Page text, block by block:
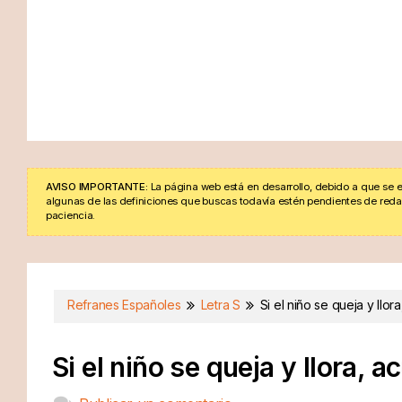
AVISO IMPORTANTE: La página web está en desarrollo, debido a que
algunas de las definiciones que buscas todavía estén pendientes de
paciencia.
Refranes Españoles Letra S Si el niño se queja y
Si el niño se queja y llora,